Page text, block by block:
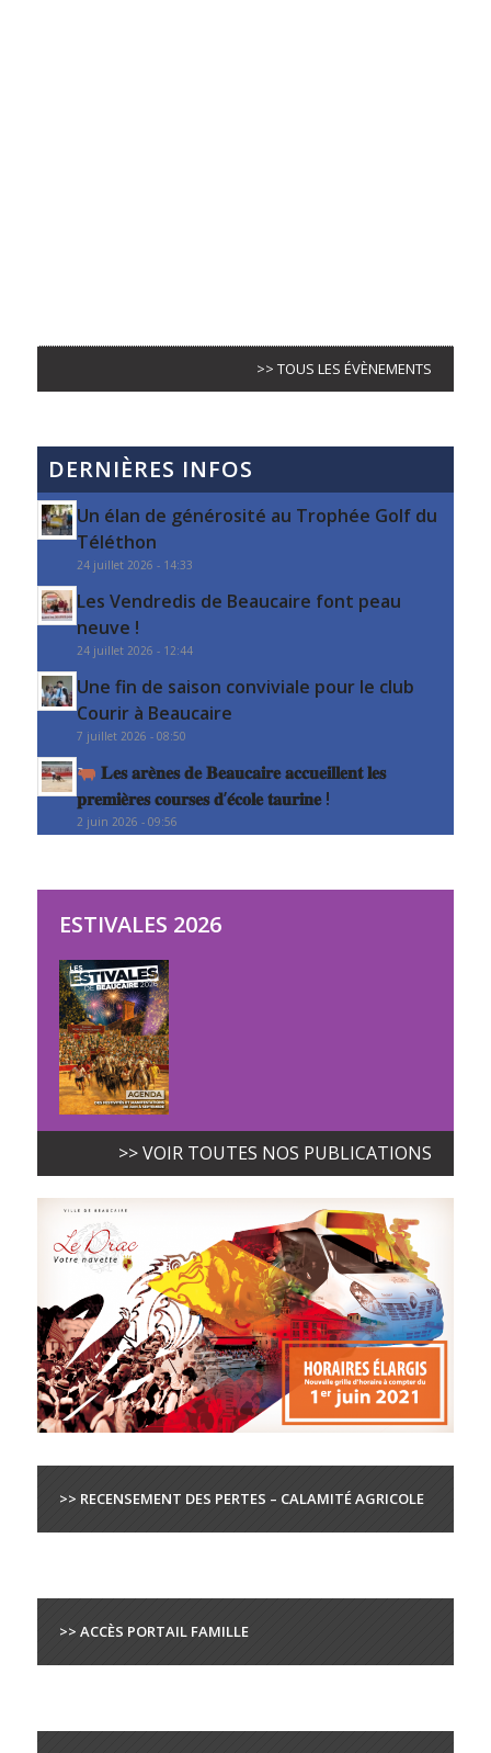
>> TOUS LES ÉVÈNEMENTS
DERNIÈRES INFOS
Un élan de générosité au Trophée Golf du
Téléthon
24 juillet 2026 - 14:33
Les Vendredis de Beaucaire font peau
neuve !
24 juillet 2026 - 12:44
Une fin de saison conviviale pour le club
Courir à Beaucaire
7 juillet 2026 - 08:50
𝐋𝐞𝐬 𝐚𝐫𝐞̀𝐧𝐞𝐬 𝐝𝐞 𝐁𝐞𝐚𝐮𝐜𝐚𝐢𝐫𝐞 𝐚𝐜𝐜𝐮𝐞𝐢𝐥𝐥𝐞𝐧𝐭 𝐥𝐞𝐬
𝐩𝐫𝐞𝐦𝐢𝐞̀𝐫𝐞𝐬 𝐜𝐨𝐮𝐫𝐬𝐞𝐬 𝐝’𝐞́𝐜𝐨𝐥𝐞 𝐭𝐚𝐮𝐫𝐢𝐧𝐞 !
2 juin 2026 - 09:56
ESTIVALES 2026
>> VOIR TOUTES NOS PUBLICATIONS
>> RECENSEMENT DES PERTES – CALAMITÉ AGRICOLE
>> ACCÈS PORTAIL FAMILLE